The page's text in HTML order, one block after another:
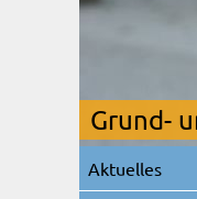
Grund-
Navigation
überspringen
Aktuelles